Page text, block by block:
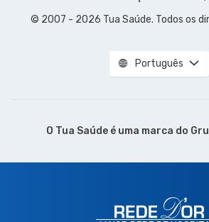
© 2007 - 2026 Tua Saúde. Todos os
Português
O Tua Saúde é uma marca do